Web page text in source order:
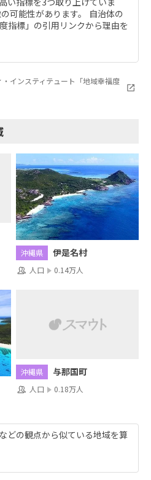
可能性があります。 自治体の
指標」の引用リンクから理由を
インスティテュート「地域幸福度
沖縄県 伊是名村
人口 0.14万人
沖縄県 与那国町
人口 0.18万人
どの観点から似ている地域を算